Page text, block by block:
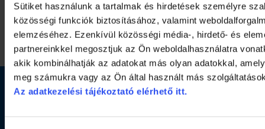
Sütiket használunk a tartalmak és hirdetések személyre
közösségi funkciók biztosításához, valamint
elemzéséhez. Ezenkívül közösségi média-, hirdető- és
partnereinkkel megosztjuk az Ön weboldalhasználatra
akik kombinálhatják az adatokat más olyan adatokkal,
meg számukra vagy az Ön által használt más
Az adatkezelési tájékoztató elérhető itt.
Elérhetőség